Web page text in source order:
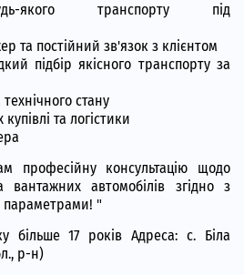
якого транспорту під
та постійний зв'язок з клієнтом
підбір якісного транспорту за
стану
та логістики
професійну консультацію щодо
вантажних автомобілів згідно з
параметрами! "
більше 17 років Адреса: с. Біла
р-н)